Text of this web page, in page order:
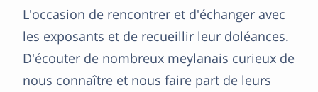
L'occasion de rencontrer et d'échanger avec
les exposants et de recueillir leur doléances.
D'écouter de nombreux meylanais curieux de
nous connaître et nous faire part de leurs